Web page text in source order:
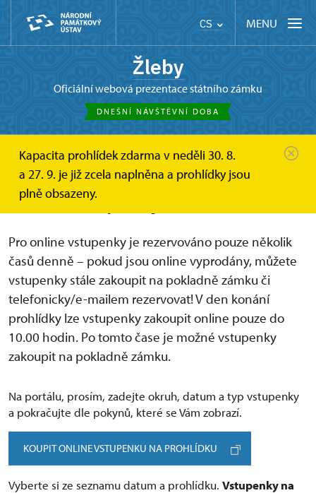
CS MENU
Žleby
oficiální webová prezentace státního zámku
DNEŠNÍ NÁVŠTĚVNÍ DOBA
Kapacita prohlídek zdarma v neděli 30. 8.
a 27. 9. je již zcela naplněna a prohlídky jsou
plně obsazeny.
Žleby
Online vstupenky a dárkové poukazy
Online vstupenky
Online vstupenky
Pro online vstupenky je rezervováno pouze několik
časů denně – pokud jsou online vyprodány, můžete
vstupenky stále zakoupit na pokladně zámku či
telefonicky/e-mailem rezervovat! V den konání
prohlídky lze vstupenky zakoupit online pouze do
10.00 hodin. Po tomto čase je možné vstupenky
zakoupit na pokladně zámku.
Na portálu, prosím, zadejte okruh, datum a typ vstupenky
a pokračujte dle pokynů, které se Vám zobrazí.
KOUPIT ONLINE VSTUPENKU NA PROHLÍDKU
Vyberte si ze seznamu datum a prohlídku. Vstupenky na